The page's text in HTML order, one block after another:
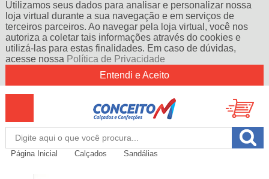
Utilizamos seus dados para analisar e personalizar nossa
loja virtual durante a sua navegação e em serviços de
terceiros parceiros. Ao navegar pela loja virtual, você nos
autoriza a coletar tais informações através do cookies e
utilizá-las para estas finalidades. Em caso de dúvidas,
acesse nossa Política de Privacidade
Entendi e Aceito
Página Inicial Calçados Sandálias